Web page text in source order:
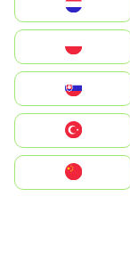
United States
中國香港特別行政區